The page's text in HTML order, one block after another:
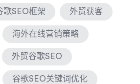
歌SEO框架 外贸获客
海外在线营销策略
外贸谷歌SEO
谷歌SEO关键词优化